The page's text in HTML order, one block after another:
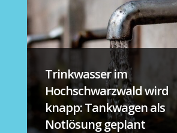
Trinkwasser im
Hochschwarzwald wird
knapp: Tankwagen als
Notlösung geplant